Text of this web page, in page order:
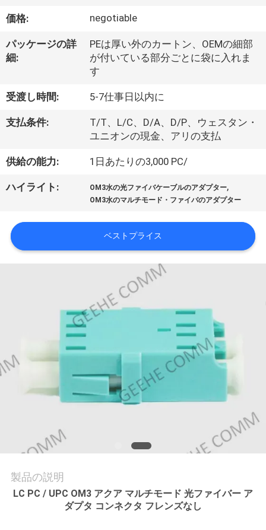
に
つ
て
場
旅
品
私
し
価格: negotiable
パッケージの詳
細:
PEは厚い外のカートン、OEMの細部
が付いている部分ごとに袋に入れま
す
受渡し時間: 5-7仕事日以内に
支払条件:
T/T、L/C、D/A、D/P、ウェスタン・
ユニオンの現金、アリの支払
供給の能力: 1日あたりの3,000 PC/
ハイライト: OM3水の光ファイバケーブルのアダプター,
OM3水のマルチモード・ファイバのアダプター
ベストプライス
製品の説明
LC PC / UPC OM3 アクア マルチモード 光ファイバー ア
ダプタ コンネクタ フレンズなし